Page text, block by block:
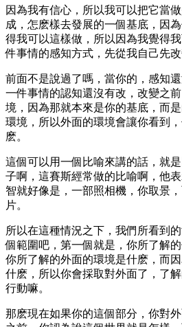
因為我有信心，所以我可以把它當
成，怎麽樣去發展的一個基底，因
得我可以這樣做，所以因為我覺得
件事情的感知方式，先從我自己先改
前面不是說過了嗎，當你的，感知
一件事情的認知還沒有改，改變之
境，因為那就本來是你的基底，而
環境，所以外面的環境會讓你看到
麽。
這個可以用一個比喻來講的話，就
子啊，這賽斯經常做的比喻啊，他
智就好像是，一部照相機，你取景
片。
所以在這種情況之下，我們所看到
個範圍吧，第一個就是，你所了解
你所了解的外面的環境是什麽，而
什麽，所以你會採取對外面了，了
行動嘛。
那麽現在如果你的這個部分，你對